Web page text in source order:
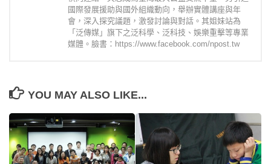
國際發展援助與國外組織動向，舉辦實體講座與年
會，深入探究議題，激發討論與對話。其姐妹站為
「泛傳媒」旗下之泛科學、泛科技、娛樂重擊等專業
媒體。臉書：https://www.facebook.com/npost.tw
YOU MAY ALSO LIKE...